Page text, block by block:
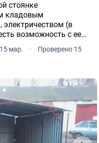
стоянке
кладовым
(в
возможность с ее
через
на 3, 5 квт)
19.
мар. ·
Проверено 15